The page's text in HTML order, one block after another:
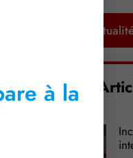
Retour aux
à la